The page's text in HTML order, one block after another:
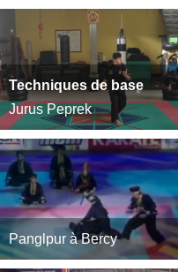
Techniques de base
Jurus Peprek
Panglpur à Bercy